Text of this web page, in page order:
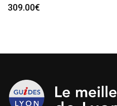
309.00€